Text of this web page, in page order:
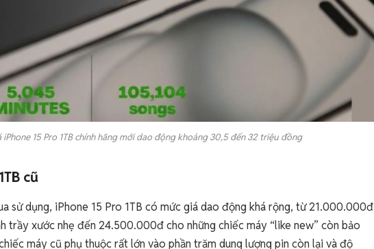
iPhone 15 Pro 1TB chính hãng mới dao động khoảng 30,5 đến 32 triệu đồng
cũ
sử dụng, iPhone 15 Pro 1TB có mức giá dao động khá rộng, từ 21.000.000đ
trầy xước nhẹ đến 24.500.000đ cho những chiếc máy “like new” còn bảo
máy cũ phụ thuộc rất lớn vào phần trăm dung lượng pin còn lại và độ